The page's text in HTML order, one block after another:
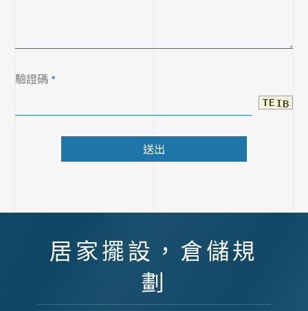
驗證碼 *
送出
居家擺設，倉儲規
劃